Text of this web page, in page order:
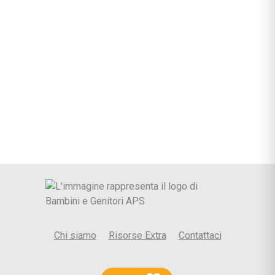
Chi siamo Risorse Extra Contattaci